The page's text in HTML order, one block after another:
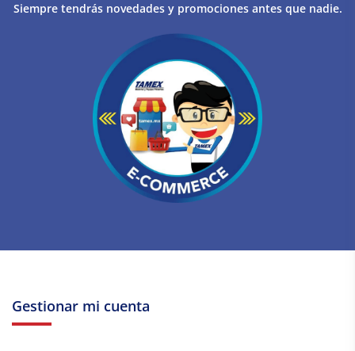
Siempre tendrás novedades y promociones antes que nadie.
Gestionar mi cuenta